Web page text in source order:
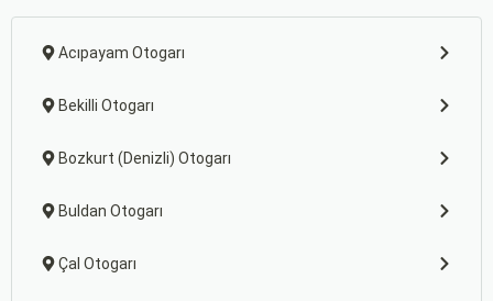
Acıpayam Otogarı
Bekilli Otogarı
Bozkurt (Denizli) Otogarı
Buldan Otogarı
Çal Otogarı